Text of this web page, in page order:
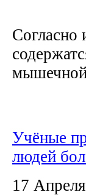
Согласно
мышечной
Учёные
людей
17